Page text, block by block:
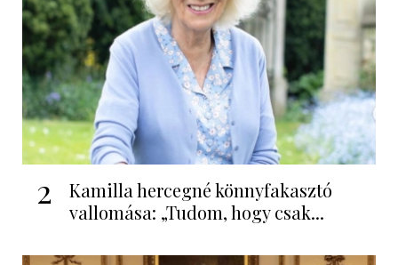
2
Kamilla hercegné könnyfakasztó
vallomása: „Tudom, hogy csak...